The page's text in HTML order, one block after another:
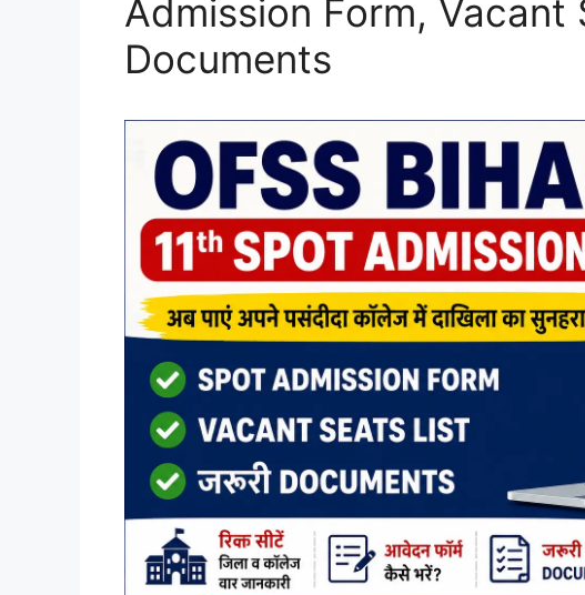
Admission Form, Vacant
Documents